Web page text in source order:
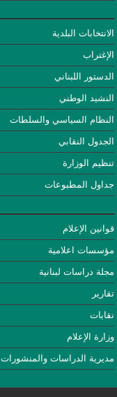
الانتخابات البلدية
الإغتراب
الدستور اللبناني
النشيد الوطني
النظام السياسي والسلطات
الجدول النقابي
تنظيم الوزارة
جداول المطبوعات
قوانين الإعلام
مؤسسات اعلامية
مجلة دراسات لبنانية
تقارير
نقابات
وزارة الإعلام
مديرية الدراسات والمنشورات